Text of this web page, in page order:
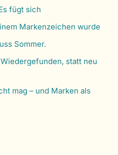
fügt sich
Markenzeichen wurde
Sommer.
statt neu
mag – und Marken als